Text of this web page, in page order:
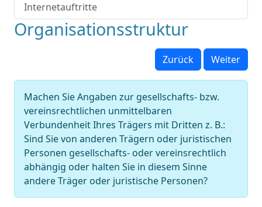
Internetauftritte
Organisationsstruktur
Zurück Weiter
Machen Sie Angaben zur gesellschafts- bzw.
vereinsrechtlichen unmittelbaren
Verbundenheit Ihres Trägers mit Dritten z. B.:
Sind Sie von anderen Trägern oder juristischen
Personen gesellschafts- oder vereinsrechtlich
abhängig oder halten Sie in diesem Sinne
andere Träger oder juristische Personen?